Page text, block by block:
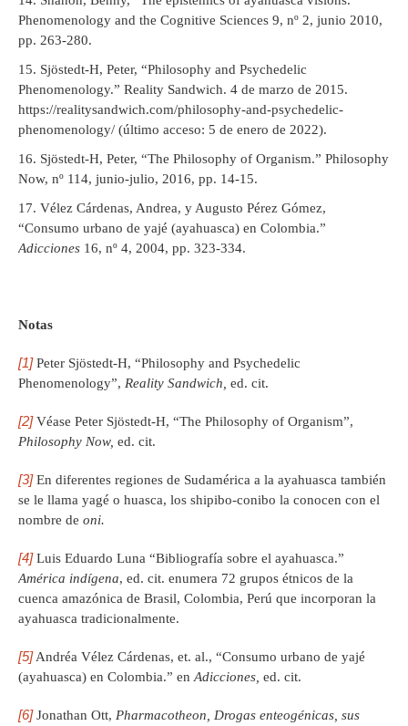
Phenomenology and the Cognitive Sciences 9, nº 2, junio 2010,
pp. 263-280.
Sjöstedt-H, Peter, “Philosophy and Psychedelic
Phenomenology.” Reality Sandwich. 4 de marzo de 2015.
https://realitysandwich.com/philosophy-and-psychedelic-
phenomenology/ (último acceso: 5 de enero de 2022).
Sjöstedt-H, Peter, “The Philosophy of Organism.” Philosophy
Now, nº 114, junio-julio, 2016, pp. 14-15.
Vélez Cárdenas, Andrea, y Augusto Pérez Gómez,
“Consumo urbano de yajé (ayahuasca) en Colombia.”
Adicciones 16, nº 4, 2004, pp. 323-334.
Notas
[1]Peter Sjöstedt-H, “Philosophy and Psychedelic
Phenomenology”, Reality Sandwich, ed. cit.
[2]Véase Peter Sjöstedt-H, “The Philosophy of Organism”,
Philosophy Now, ed. cit.
[3]En diferentes regiones de Sudamérica a la ayahuasca también
se le llama yagé o huasca, los shipibo-conibo la conocen con el
nombre de oni.
[4]Luis Eduardo Luna “Bibliografía sobre el ayahuasca.”
América indígena, ed. cit. enumera 72 grupos étnicos de la
cuenca amazónica de Brasil, Colombia, Perú que incorporan la
ayahuasca tradicionalmente.
[5]Andréa Vélez Cárdenas, et. al., “Consumo urbano de yajé
(ayahuasca) en Colombia.” en Adicciones, ed. cit.
[6]Jonathan Ott, Pharmacotheon, Drogas enteogénicas, sus